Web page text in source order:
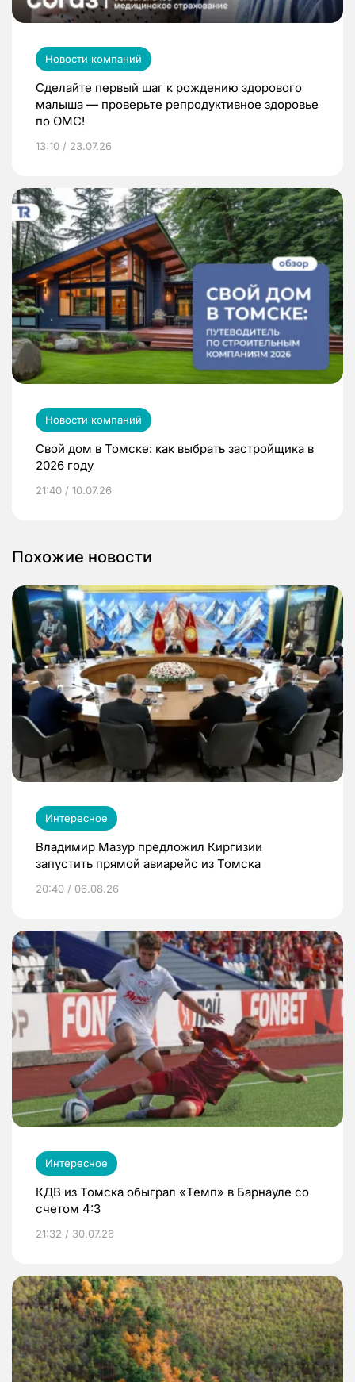
Новости компаний
Сделайте первый шаг к рождению здорового
малыша — проверьте репродуктивное здоровье
по ОМС!
13:10 / 23.07.26
Новости компаний
Свой дом в Томске: как выбрать застройщика в
2026 году
21:40 / 10.07.26
Похожие новости
Интересное
Владимир Мазур предложил Киргизии
запустить прямой авиарейс из Томска
20:40 / 06.08.26
Интересное
КДВ из Томска обыграл «Темп» в Барнауле со
счетом 4:3
21:32 / 30.07.26